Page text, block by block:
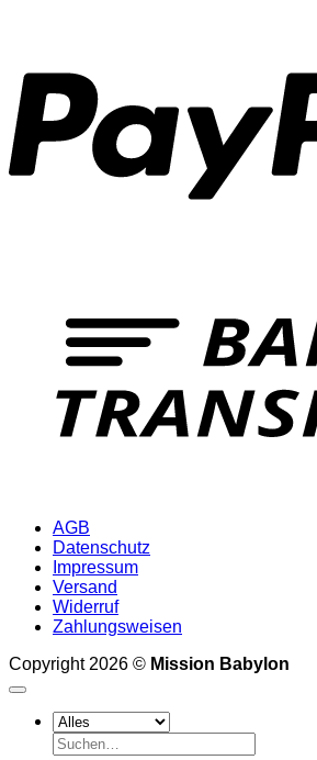
AGB
Datenschutz
Impressum
Versand
Widerruf
Zahlungsweisen
Copyright 2026 © Mission Babylon
Suchen